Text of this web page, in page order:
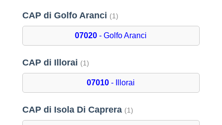
CAP di Golfo Aranci (1)
07020 - Golfo Aranci
CAP di Illorai (1)
07010 - Illorai
CAP di Isola Di Caprera (1)